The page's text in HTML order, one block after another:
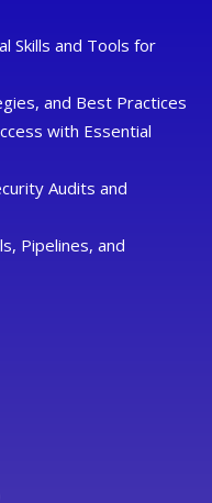
Skills and Tools for
and Best Practices
with Essential
Audits and
Pipelines, and